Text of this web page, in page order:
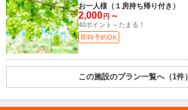
お一人様（１房持ち帰り付き）
2,000 円 ～
40ポイント～たまる！
即時予約OK
この施設のプラン一覧へ（1件）